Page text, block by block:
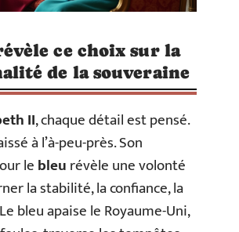
ce choix sur la
de la souveraine
II, chaque détail est pensé.
à l’à-peu-près. Son
lebleurévèle une volonté
la stabilité, la confiance, la
bleu apaise le Royaume-Uni,